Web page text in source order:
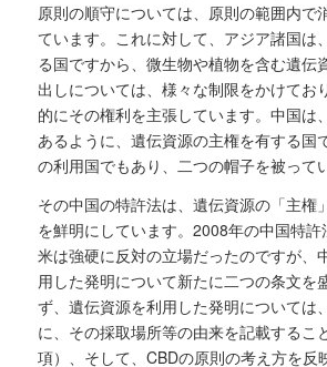
原則の順守については、原則の範囲内で
ています。これに対して、アジア諸国は
る国ですから、微生物や植物を含む遺伝
出しについては、様々な制限をかけてお
的にその権利を主張しています。中国は
あるように、遺伝資源の主権を有する国
の利用国でもあり、二つの帽子を被って
その中国の特許法は、遺伝資源の「主権
を鮮明にしています。2008年の中国特許
米は強硬に反対の立場だったのですが、
用した発明について新たに二つの条文を
ず、遺伝資源を利用した発明については
に、その採取場所等の由来を記載するこ
項）、そして、CBDの原則の考え方を反